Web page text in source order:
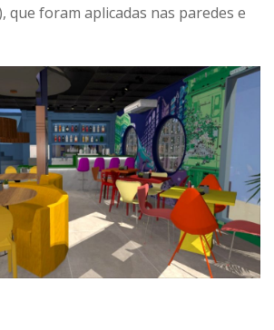
que foram aplicadas nas paredes e